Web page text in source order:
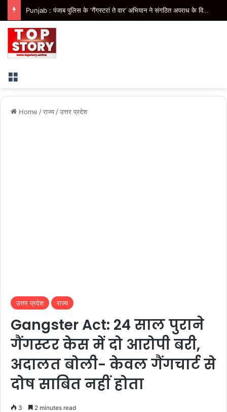
Punjab : पंजाब पुलिस के ‘गैंगस्टरां ते वार’ अभियान ने संगठित अपराध के विरुद्ध निरंतर कार्रवाई के 200 दिन पूरे किए
Menu
Home /राज्य /उत्तर प्रदेश
उत्तर प्रदेश राज्य
Gangster Act: 24 साल पुराने
गैंगस्टर केस में दो आरोपी बरी,
अदालत बोली- केवल गैंगचार्ट से
दोष साबित नहीं होता
3 2 minutes read